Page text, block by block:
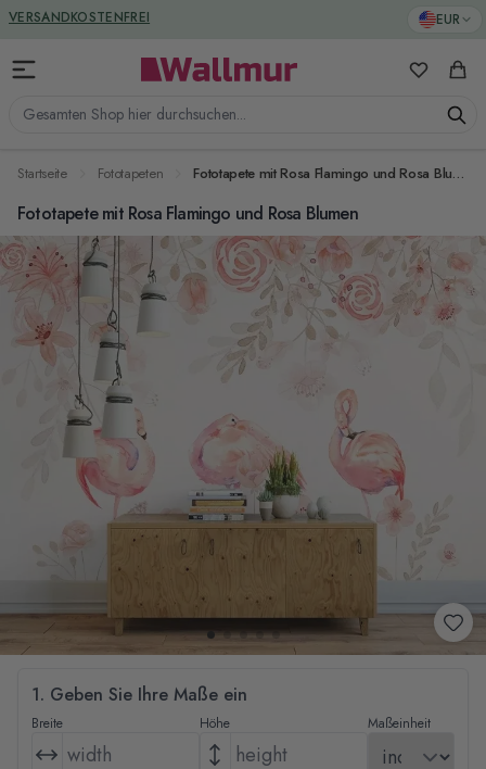
Zum Inhalt springen EUR
Gesamten Shop hier durchsuchen...
Meine
VERSANDKOSTENFREI
GREENGUARD ZERTIFIZIERT
Startseite Fototapeten Fototapete mit Rosa Flamingo und Rosa Blumen
Fototapete mit Rosa Flamingo und Rosa Blumen
1. Geben Sie Ihre Maße ein
Breite Höhe Maßeinheit